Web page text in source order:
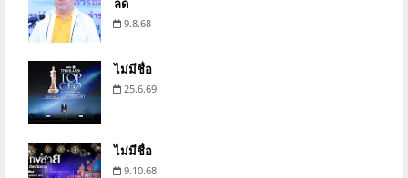
ลด
9.8.68
ไม่มีชื่อ
25.6.69
ไม่มีชื่อ
9.10.68